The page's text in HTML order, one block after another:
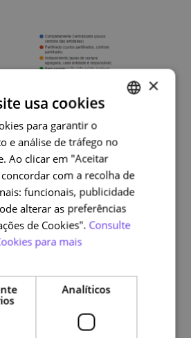
nos a preferência, ainda que
Aplicação (browser) para
a distância.
estatísticas. Reflectem
um grupo de pessoas que
aponta-nos numa
ter em conta para que possamos
em Portugal, mas também
ENGLISH
×
usa cookies
para garantir o
e análise de tráfego no
Ao clicar em "Aceitar
com a recolha de
funcionais, publicidade
alterar as preferências
de Cookies". Consulte
para mais
Analíticos